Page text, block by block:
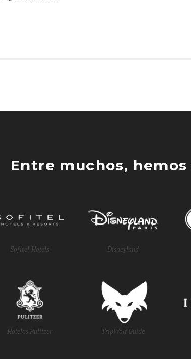
Entre muchos,
Sofitel Hotels Disneyland
Hoteles Pulitzer TripWolf Guide